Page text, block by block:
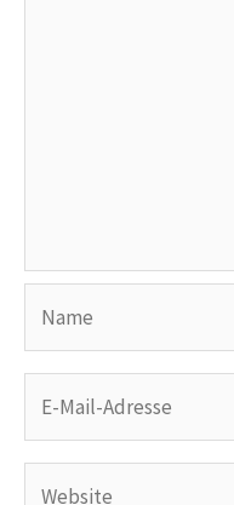
Mail-
Adresse